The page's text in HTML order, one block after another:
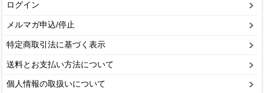
ログイン
メルマガ申込/停止
特定商取引法に基づく表示
送料とお支払い方法について
個人情報の取扱いについて